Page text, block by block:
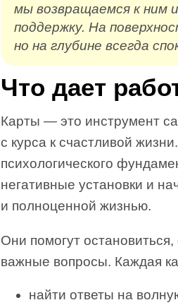
мы возвращаемся к ним
поддержку. На
но на глубине всегда
Что дает
Карты — это инструмент
с курса к счастливой
психологического
негативные установки и
и полноценной жизнью.
Они помогут
важные вопросы. Каждая
найти ответы на